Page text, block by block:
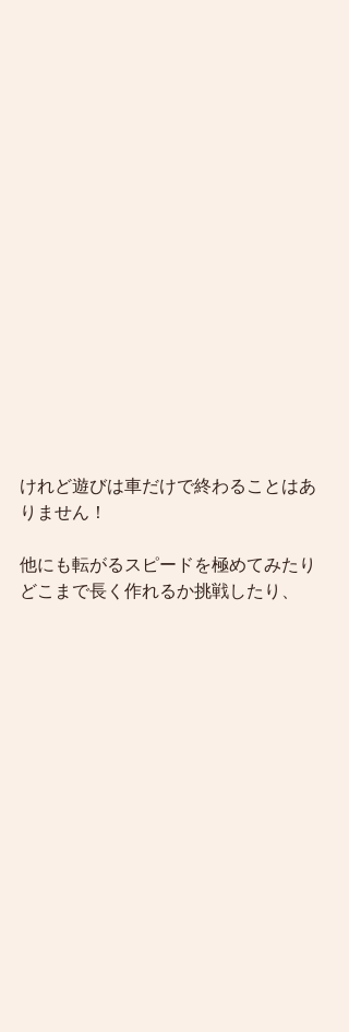
けれど遊びは車だけで終わることはあ
りません！
他にも転がるスピードを極めてみたり
どこまで長く作れるか挑戦したり、